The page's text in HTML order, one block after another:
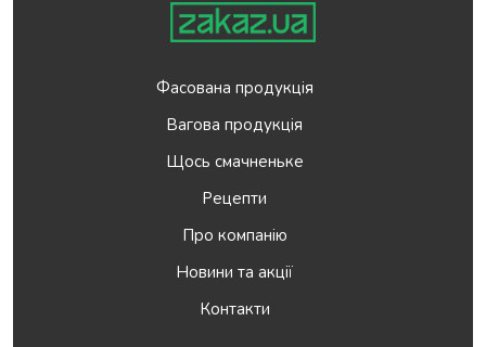
Фасована продукція
Вагова продукція
Щось смачненьке
Рецепти
Про компанію
Новини та акції
Контакти